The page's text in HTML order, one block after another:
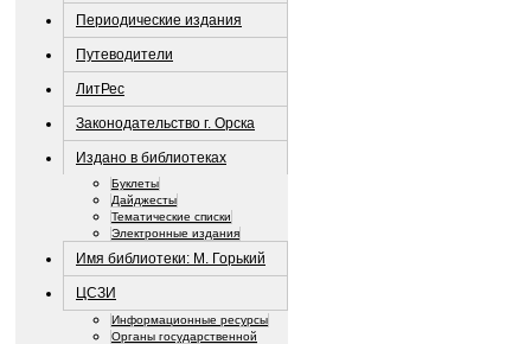
Периодические издания
Путеводители
ЛитРес
Законодательство г. Орска
Издано в библиотеках
Буклеты
Дайджесты
Тематические списки
Электронные издания
Имя библиотеки: М. Горький
ЦСЗИ
Информационные ресурсы
Органы государственной